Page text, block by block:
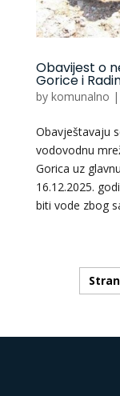
Obavijest o
Gorice i
by komunalno |
Obavještavaju
vodovodnu
Gorica uz
16.12.2025.
biti vode zbog